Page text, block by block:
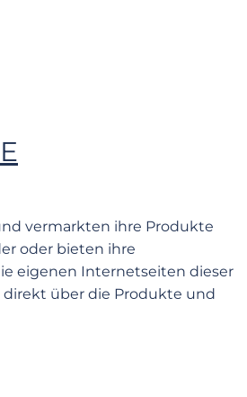
vermarkten ihre Produkte
oder bieten ihre
eigenen Internetseiten dieser
über die Produkte und